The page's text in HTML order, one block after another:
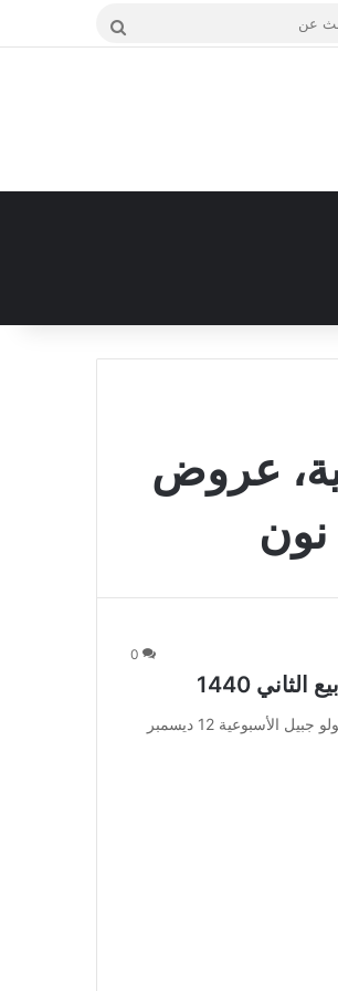
بحث
عروض
0
عروض لولو جبيل الأسبوعية 12 ديسمبر 2018 الموافق 5 ربيع الثاني 1440 عروض لولو جبيل الأسبوعية 12 ديسمبر